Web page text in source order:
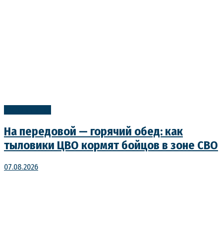
На передовой — горячий обед: как
тыловики ЦВО кормят бойцов в зоне СВО
07.08.2026